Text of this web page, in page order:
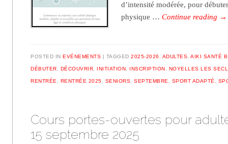
d’intensité modérée, pour
physique …Continue reading →
POSTED IN EVÉNEMENTS TAGGED2025-2026 , ADULTES,AIKI SANTÉ
DÉBUTER, DÉCOUVRIR, INITIATION, INSCRIPTION , NOYELLES LES
RENTRÉE, RENTRÉE 2025, SENIORS,SEPTEMBRE, SPORT ADAPTÉ,
Cours portes-ouvertes pour
15 septembre 2025